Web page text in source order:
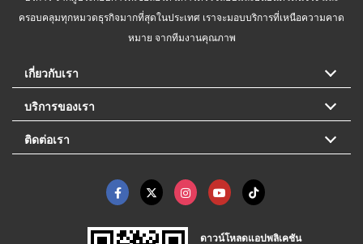
ครอบคลุมทุกหมวดธุรกิจมากที่สุดในประเทศ เราจะมอบบริการที่เหนือความคาด
หมาย จากทีมงานคุณภาพ
เกี่ยวกับเรา
บริการของเรา
ติดต่อเรา
ดาวน์โหลดแอปพลิเคชัน